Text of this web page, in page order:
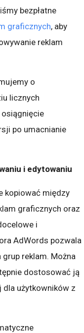
bezpłatne
graficznych, aby
reklam
o
licznych
po umacnianie
i edytowaniu
kopiować między
graficznych oraz
i
AdWords pozwala
reklam. Można
dostosować ją
użytkowników z